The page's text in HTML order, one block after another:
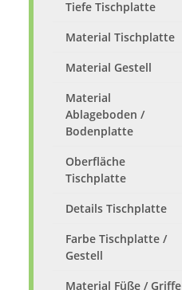
Tiefe Tischplatte
Material Tischplatte
Material Gestell
Material
Ablageboden /
Bodenplatte
Oberfläche
Tischplatte
Details Tischplatte
Farbe Tischplatte /
Gestell
Material Füße / Griffe